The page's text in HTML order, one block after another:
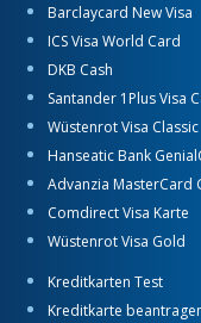
Barclaycard New Visa
ICS Visa World Card
DKB Cash
Santander 1Plus Visa
Wüstenrot Visa Classic
Hanseatic Bank
Advanzia MasterCard
Comdirect Visa Karte
Wüstenrot Visa Gold
Kreditkarten Test
Kreditkarte